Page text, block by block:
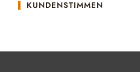
KUNDENSTIMMEN